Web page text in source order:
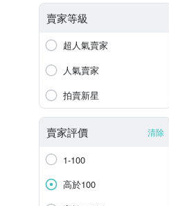
賣家等級
超人氣賣家
人氣賣家
拍賣新星
賣家評價 清除
1-100
高於100